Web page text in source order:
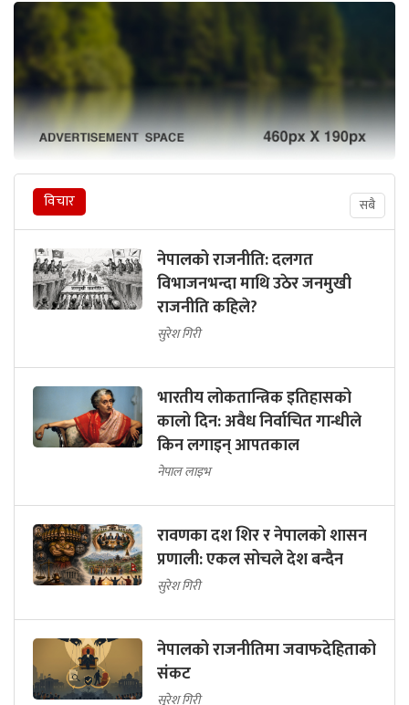
विचार सबै
नेपालको राजनीति: दलगत
विभाजनभन्दा माथि उठेर जनमुखी
राजनीति कहिले?
सुरेश गिरी
भारतीय लोकतान्त्रिक इतिहासको
कालो दिन: अवैध निर्वाचित गान्धीले
किन लगाइन् आपतकाल
नेपाल लाइभ
रावणका दश शिर र नेपालको शासन
प्रणाली: एकल सोचले देश बन्दैन
सुरेश गिरी
नेपालको राजनीतिमा जवाफदेहिताको
संकट
सुरेश गिरी